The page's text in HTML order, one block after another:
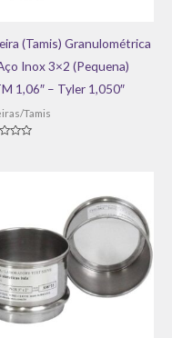
(Tamis) Granulométrica
Inox 3×2 (Pequena)
1,06″ – Tyler 1,050″
Tamis